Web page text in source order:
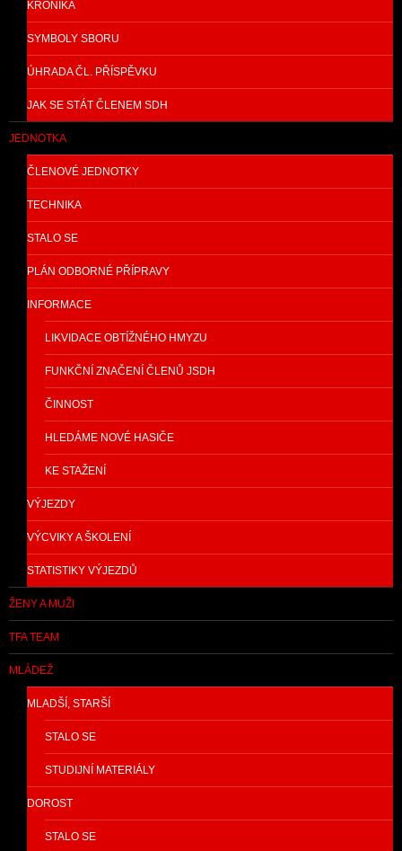
KRONIKA
SYMBOLY SBORU
ÚHRADA ČL. PŘÍSPĚVKU
JAK SE STÁT ČLENEM SDH
JEDNOTKA
ČLENOVÉ JEDNOTKY
TECHNIKA
STALO SE
PLÁN ODBORNÉ PŘÍPRAVY
INFORMACE
LIKVIDACE OBTÍŽNÉHO HMYZU
FUNKČNÍ ZNAČENÍ ČLENŮ JSDH
ČINNOST
HLEDÁME NOVÉ HASIČE
KE STAŽENÍ
VÝJEZDY
VÝCVIKY A ŠKOLENÍ
STATISTIKY VÝJEZDŮ
ŽENY A MUŽI
TFA TEAM
MLÁDEŽ
MLADŠÍ, STARŠÍ
STALO SE
STUDIJNÍ MATERIÁLY
DOROST
STALO SE